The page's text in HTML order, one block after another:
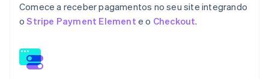
Comece a receber pagamentos no seu site integrando
oStripe Payment Element e o Checkout.